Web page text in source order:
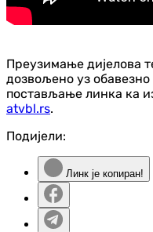
Преузимање дијелова
дозвољено уз
постављање линка ка
atvbl.rs.
Подијели:
Линк је копиран!